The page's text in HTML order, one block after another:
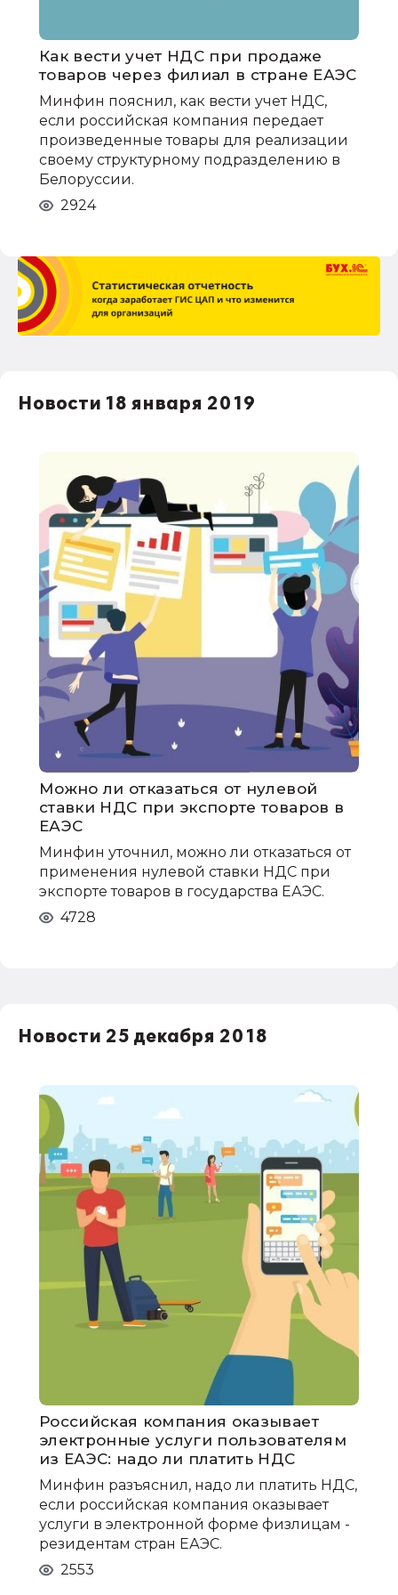
Как вести учет НДС при продаже
товаров через филиал в стране ЕАЭС
Минфин пояснил, как вести учет НДС,
если российская компания передает
произведенные товары для реализации
своему структурному подразделению в
Белоруссии.
2924
Новости 18 января 2019
Можно ли отказаться от нулевой
ставки НДС при экспорте товаров в
ЕАЭС
Минфин уточнил, можно ли отказаться от
применения нулевой ставки НДС при
экспорте товаров в государства ЕАЭС.
4728
Новости 25 декабря 2018
Российская компания оказывает
электронные услуги пользователям
из ЕАЭС: надо ли платить НДС
Минфин разъяснил, надо ли платить НДС,
если российская компания оказывает
услуги в электронной форме физлицам -
резидентам стран ЕАЭС.
2553